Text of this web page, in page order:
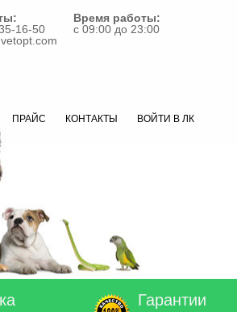
16-50
Время работы:
с 09:00 до 23:00
ПРАЙС КОНТАКТЫ ВОЙТИ В ЛК
Гарантии